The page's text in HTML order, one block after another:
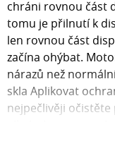
chráni rovnou část
tomu je přilnutí k
len rovnou část
začína ohýbat.
nárazů než
skla Aplikovat
nejpečlivěji
hadříkem z